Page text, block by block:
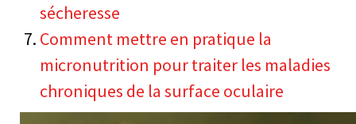
sécheresse
Comment mettre en pratique la
micronutrition pour traiter les maladies
chroniques de la surface oculaire